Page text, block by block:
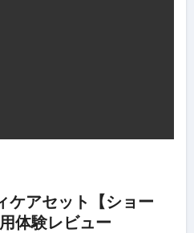
ケアセット【ショー
体験レビュー